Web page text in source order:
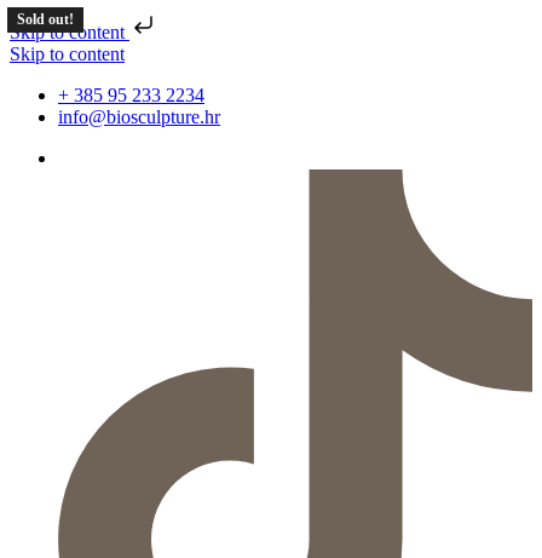
Skip to content
Skip to content
+ 385 95 233 2234
info@biosculpture.hr
Sold out!